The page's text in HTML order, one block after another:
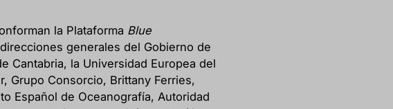
la Plataforma Blue
generales del Gobierno de
Cantabria, la Universidad Europea del
Grupo Consorcio, Brittany Ferries,
Español de Oceanografía, Autoridad